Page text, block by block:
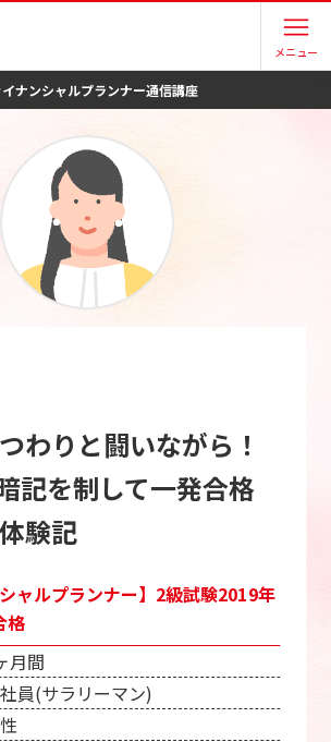
メニュー
ナンシャルプランナー通信講座
わりと闘いながら！
記を制して一発合格
験記
ャルプランナー】2級試験2019年
格
月間
員(サラリーマン)